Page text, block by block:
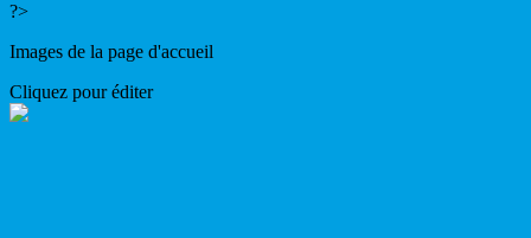
?>
Images de la page d'accueil
Cliquez pour éditer